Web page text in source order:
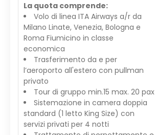
La quota comprende:
Volo di linea ITA Airways a/r da
Milano Linate, Venezia, Bologna e
Roma Fiumicino in classe
economica
Trasferimento da e per
l’aeroporto all'estero con pullman
privato
Tour di gruppo min.15 max. 20 pax
Sistemazione in camera doppia
standard (1 letto King Size) con
servizi privati per 4 notti